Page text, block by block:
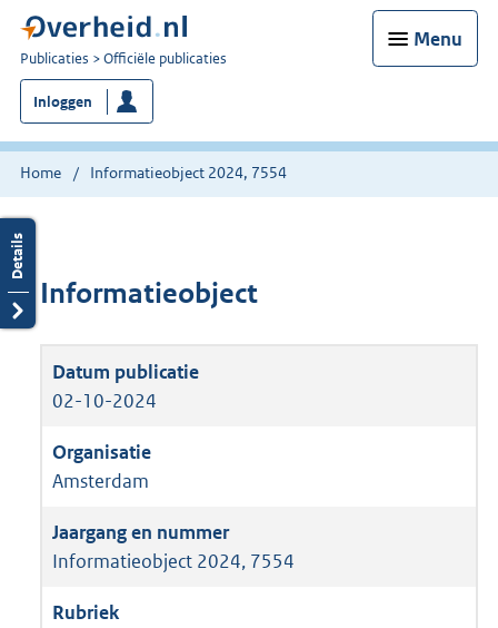
Menu
U
bent
nu
hier:
Publicaties Officiële publicaties
Inloggen
Home Informatieobject 2024, 7554
Informatieobject
02-10-2024
Amsterdam
Informatieobject 2024, 7554